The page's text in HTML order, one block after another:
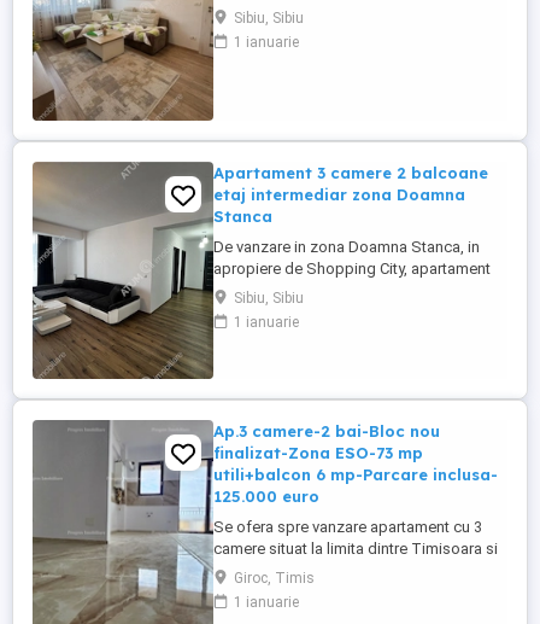
complet renovat in anul 2020, situat in
zona Rahovei din Sibiu. Apartamentul se
afla la etajul 4 al unui imobil compus doar
Sibiu, Sibiu
1 ianuarie
Apartament 3 camere 2 balcoane
etaj intermediar zona Doamna
Stanca
De vanzare in zona Doamna Stanca, in
apropiere de Shopping City, apartament
cu 3 camere si 2 balcoane, orientat spre
SUD, situat la etaj intermediar intr-un
imobil nou dotat cu 2 lifturi. Apartamentul
in anul 2016, ...
Sibiu, Sibiu
1 ianuarie
Ap.3 camere-2 bai-Bloc nou
finalizat-Zona ESO-73 mp
utili+balcon 6 mp-Parcare inclusa-
125.000 euro
Se ofera spre vanzare apartament cu 3
camere situat la limita dintre Timisoara si
Giroc, in zona benzinariei ESO.
Apartamentul este situat la etajul 4 al unui
bloc nou cu lift construit in anul 2025, are
Giroc, Timis
1 ianuarie